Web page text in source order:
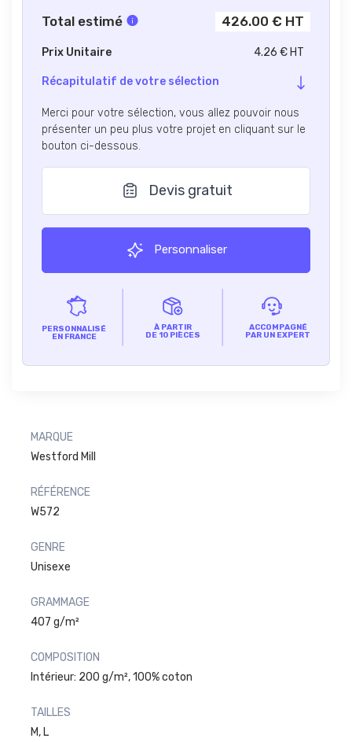
Total estimé 426.00 € HT
Prix Unitaire 4.26 € HT
Récapitulatif de votre sélection
Merci pour votre sélection, vous allez pouvoir nous
présenter un peu plus votre projet en cliquant sur le
bouton ci-dessous.
Devis gratuit
Personnaliser
PERSONNALISÉ
EN FRANCE
À PARTIR
DE 10 PIÈCES
ACCOMPAGNÉ
PAR UN EXPERT
MARQUE
Westford Mill
RÉFÉRENCE
W572
GENRE
Unisexe
GRAMMAGE
407 g/m²
COMPOSITION
Intérieur: 200 g/m², 100% coton
TAILLES
M, L